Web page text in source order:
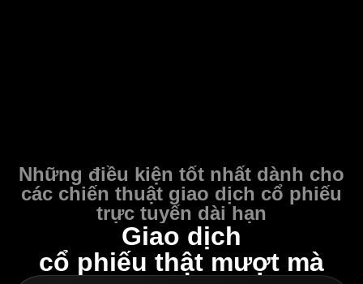
Những điều kiện tốt nhất dành cho
các chiến thuật giao dịch cổ phiếu
trực tuyến dài hạn
Giao dịch
cổ phiếu thật mượt mà